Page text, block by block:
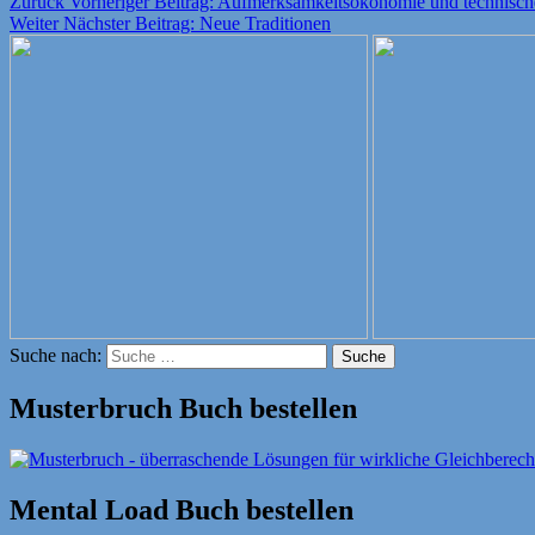
Weiter Nächster Beitrag: Neue Traditionen
Suche nach: Suche
Musterbruch Buch bestellen
Mental Load Buch bestellen